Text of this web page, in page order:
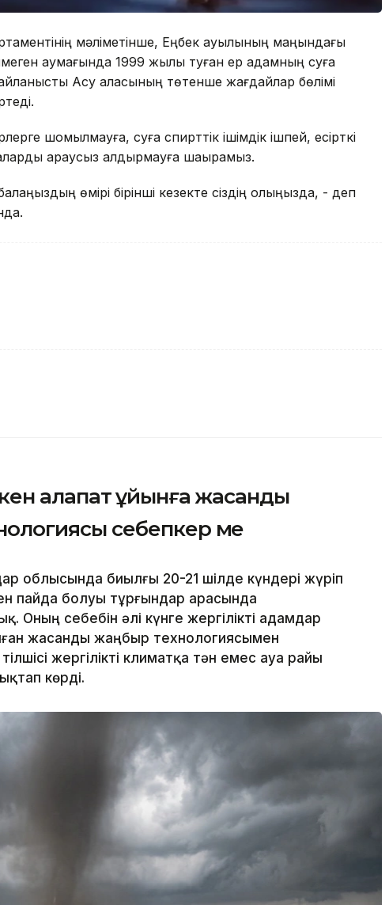
мәліметінше, Еңбек ауылының маңындағы
аумағында 1999 жылы туған ер адамның суға
Ақсу қаласының төтенше жағдайлар бөлімі
шомылмауға, суға спирттік ішімдік ішпей, есірткі
қараусыз қалдырмауға шақырамыз.
өмірі бірінші кезекте сіздің қолыңызда, - деп
алапат құйынға жасанды
себепкер ме
облысында биылғы 20-21 шілде күндері жүріп
пайда болуы тұрғындар арасында
Оның себебін әлі күнге жергілікті адамдар
жасанды жаңбыр технологиясымен
жергілікті климатқа тән емес ауа райы
көрді.